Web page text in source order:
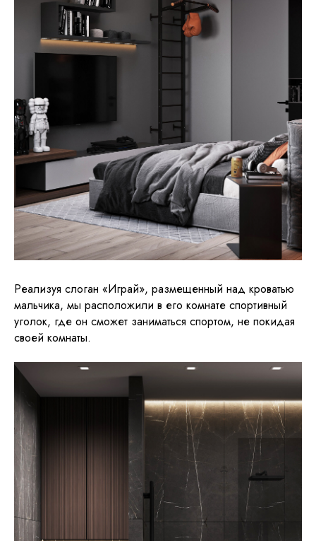
Реализуя слоган «Играй», размещенный над кроватью
мальчика, мы расположили в его комнате спортивный
уголок, где он сможет заниматься спортом, не покидая
своей комнаты.